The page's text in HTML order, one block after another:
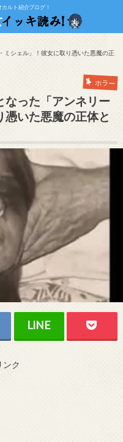
ルト紹介ブログ！
ミシェル」！彼女に取り憑いた悪魔の正
ホラー
なった「アンネリー
いた悪魔の正体と
ンク